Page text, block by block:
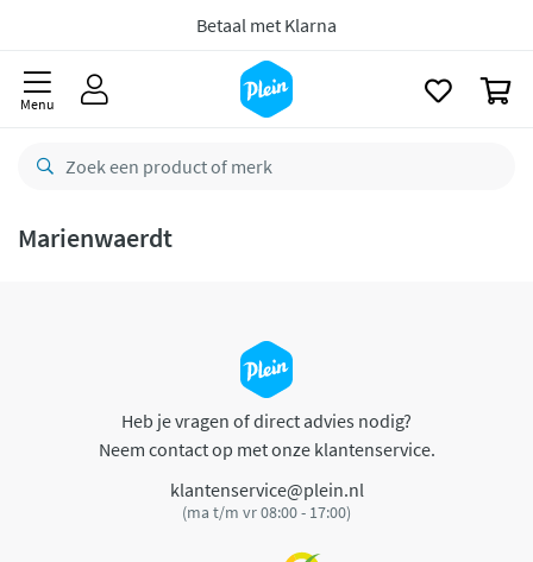
Betaal met Klarna
Menu
Marienwaerdt
Heb je vragen of direct advies nodig?
Neem contact op met onze klantenservice.
klantenservice@plein.nl
(ma t/m vr 08:00 - 17:00)